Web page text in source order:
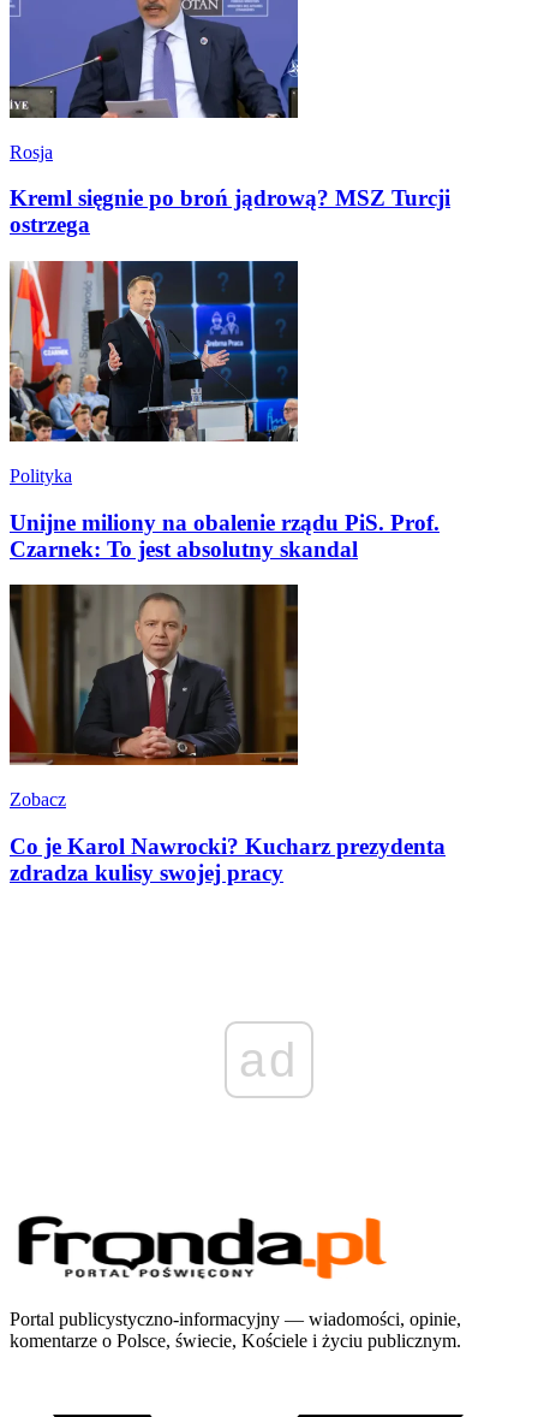
Rosja
Kreml sięgnie po broń jądrową? MSZ Turcji
ostrzega
Polityka
Unijne miliony na obalenie rządu PiS. Prof.
Czarnek: To jest absolutny skandal
Zobacz
Co je Karol Nawrocki? Kucharz prezydenta
zdradza kulisy swojej pracy
ad
Portal publicystyczno-informacyjny — wiadomości, opinie,
komentarze o Polsce, świecie, Kościele i życiu publicznym.